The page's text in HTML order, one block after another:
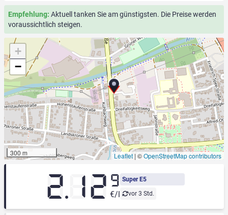
Empfehlung: Aktuell tanken Sie am günstigsten. Die Preise werden
voraussichtlich steigen.
+
−
300 m Leaflet | ©OpenStreetMap contributors
Super E5
vor 3 Std.
2.12 9
€/l